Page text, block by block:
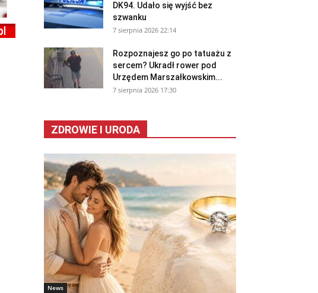
DK94. Udało się wyjść bez
szwanku
7 sierpnia 2026 22:14
Rozpoznajesz go po tatuażu z
sercem? Ukradł rower pod
Urzędem Marszałkowskim...
7 sierpnia 2026 17:30
ZDROWIE I URODA
News